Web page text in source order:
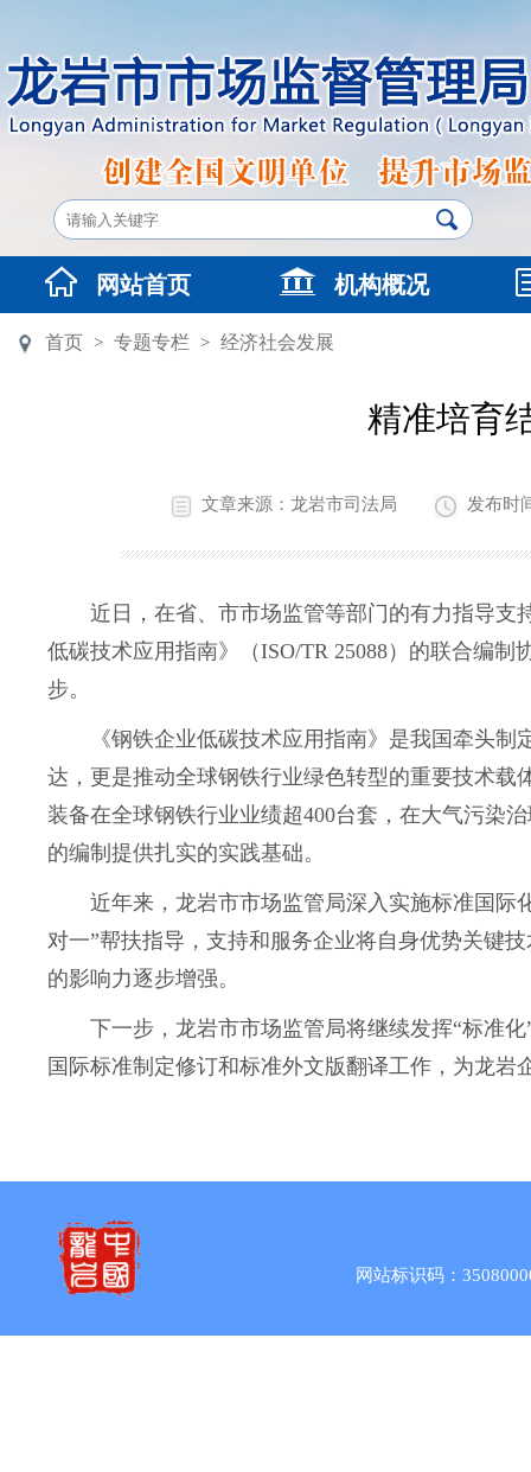
网站首页 机构概况
首页 > 专题专栏 > 经济社会发展
精准培育
文章来源：龙岩市司法局 发布时
近日，在省、市市场监管等部门的有力指导支
低碳技术应用指南》（ISO/TR 25088）的联合编
步。
《钢铁企业低碳技术应用指南》是我国牵头制
达，更是推动全球钢铁行业绿色转型的重要技术
装备在全球钢铁行业业绩超400台套，在大气污染
的编制提供扎实的实践基础。
近年来，龙岩市市场监管局深入实施标准国际
对一”帮扶指导，支持和服务企业将自身优势关键
的影响力逐步增强。
下一步，龙岩市市场监管局将继续发挥“标准化
国际标准制定修订和标准外文版翻译工作，为龙岩
网站标识码：